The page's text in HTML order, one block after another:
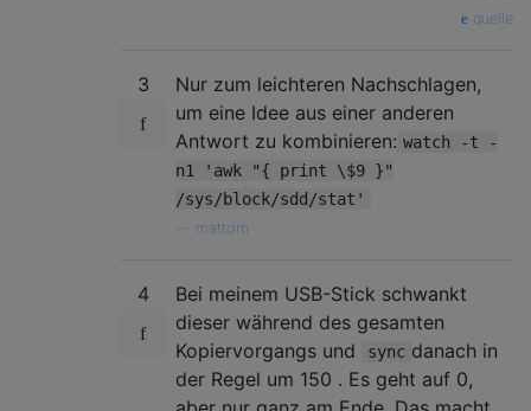
quelle
3
Nur zum leichteren Nachschlagen,
um eine Idee aus einer anderen
Antwort zu kombinieren: watch -t -
n1 'awk "{ print \$9 }"
/sys/block/sdd/stat'
mattdm
4
Bei meinem USB-Stick schwankt
dieser während des gesamten
Kopiervorgangs und
sync danach in
der Regel um 150 . Es geht auf 0,